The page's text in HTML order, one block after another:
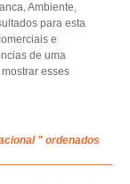
Ambiente,
para esta
e
de uma
esses
" ordenados